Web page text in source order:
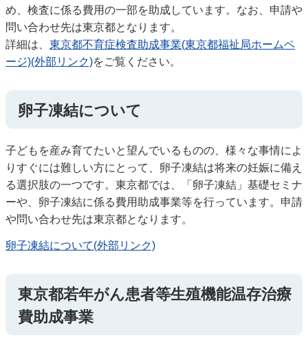
め、検査に係る費用の一部を助成しています。なお、申請や
問い合わせ先は東京都となります。
詳細は、 東京都不育症検査助成事業(東京都福祉局ホームペ
ージ)(外部リンク)をご覧ください。
卵子凍結について
子どもを産み育てたいと望んでいるものの、様々な事情によ
りすぐには難しい方にとって、卵子凍結は将来の妊娠に備え
る選択肢の一つです。東京都では、「卵子凍結」基礎セミナ
ーや、卵子凍結に係る費用助成事業等を行っています。申請
や問い合わせ先は東京都となります。
卵子凍結について(外部リンク)
東京都若年がん患者等生殖機能温存治療
費助成事業